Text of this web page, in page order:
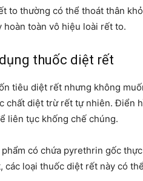
to thường có thể thoát thân
hoàn toàn vô hiệu loài rết to.
thuốc diệt rết
tiêu diệt rết nhưng không
chất diệt trừ rết tự nhiên. Điển
liên tục khống chế chúng.
phẩm có chứa pyrethrin gốc
các loại thuốc diệt rết này có